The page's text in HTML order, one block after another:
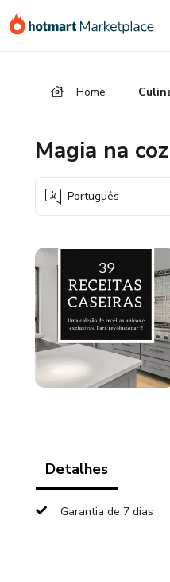
para
para
para
Home
Magia na
Português
Detalhes
Garantia de 7 dias